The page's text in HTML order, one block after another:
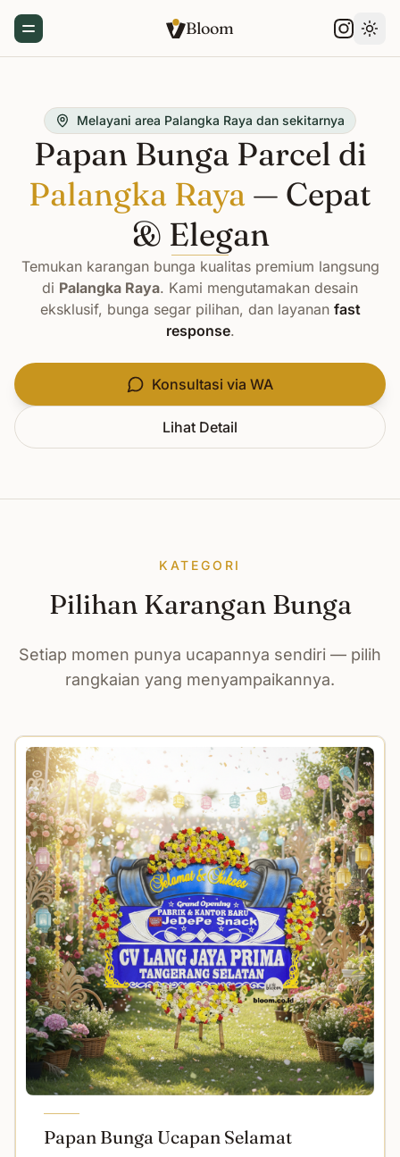
Toggle Menu Bloom
Melayani area Palangka Raya dan sekitarnya
Papan Bunga Parcel di
Palangka Raya — Cepat
& Elegan
Temukan karangan bunga kualitas premium langsung
di Palangka Raya. Kami mengutamakan desain
eksklusif, bunga segar pilihan, dan layanan fast
response.
Konsultasi via WA
Lihat Detail
KATEGORI
Pilihan Karangan Bunga
Setiap momen punya ucapannya sendiri — pilih
rangkaian yang menyampaikannya.
Papan Bunga Ucapan Selamat